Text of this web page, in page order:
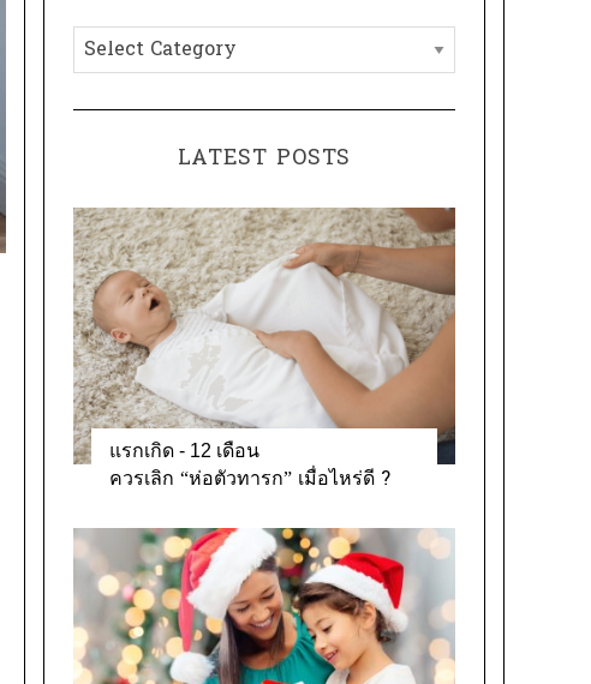
r
C
a
t
o
r
i
e
s
LATEST POSTS
แรกเกิด - 12 เดือน
ควรเลิก “ห่อตัวทารก” เมื่อไหร่ดี ?